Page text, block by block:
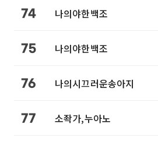
74 나의야한백조
75 나의야한백조
76 나의시끄러운송아지
77 소좍가,누아노